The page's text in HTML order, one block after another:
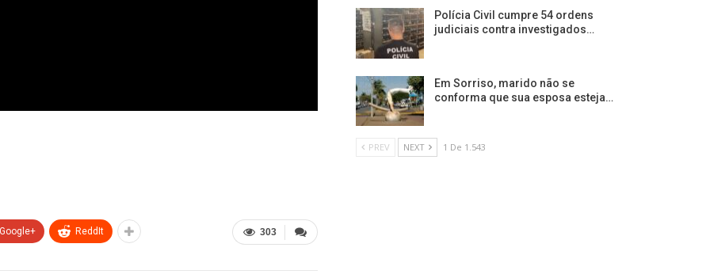
303
Google+ ReddIt
Polícia Civil cumpre 54 ordens
judiciais contra investigados…
Em Sorriso, marido não se
conforma que sua esposa esteja…
PREV NEXT 1 De 1.543